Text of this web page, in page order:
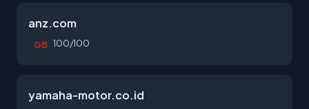
anz.com
GB 100/100
yamaha-motor.co.id